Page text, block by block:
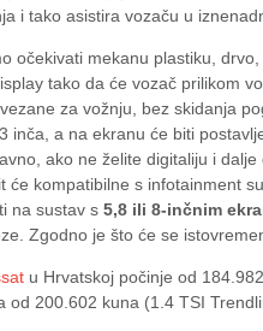
i tako asistira vozaču u
očekivati mekanu plastiku,
tako da će vozač prilikom
za vožnju, bez skidanja
inča, a na ekranu će biti
ako ne želite digitaliju i
će kompatibilne s infotainment
na sustav s 5,8 ili 8-inčnim
Zgodno je što će se
u Hrvatskoj počinje od
od 200.602 kuna (1.4 TSI